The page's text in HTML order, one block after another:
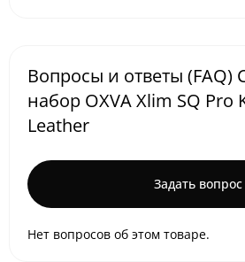
Вопросы и ответы (FAQ)
набор OXVA Xlim SQ Pro
Leather
Задать вопрос
Нет вопросов об этом товаре.